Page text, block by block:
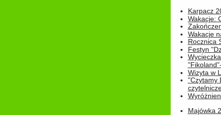
Karpacz
Wakacje:
Wakacje
Rocznica
Festyn
Wizyta w
"Czytamy
Majówka